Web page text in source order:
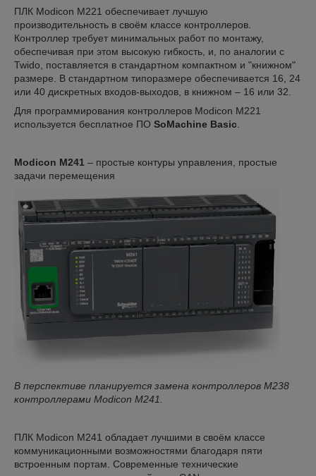
ПЛК Modicon M221 обеспечивает лучшую
производительность в своём классе контроллеров.
Контроллер требует минимальных работ по монтажу,
обеспечивая при этом высокую гибкость, и, по аналогии с
Twido, поставляется в стандартном компактном и "книжном"
размере. В стандартном типоразмере обеспечивается 16, 24
или 40 дискретных входов-выходов, в книжном – 16 или 32.
Для программирования контроллеров Modicon M221
используется бесплатное ПО SoMachine Basic.
Modicon M241 – простые контуры управления, простые
задачи перемещения
В перспективе планируется замена контроллеров M238
контроллерами Modicon M241.
ПЛК Modicon M241 обладает лучшими в своём классе
коммуникационными возможностями благодаря пяти
встроенным портам. Современные технические